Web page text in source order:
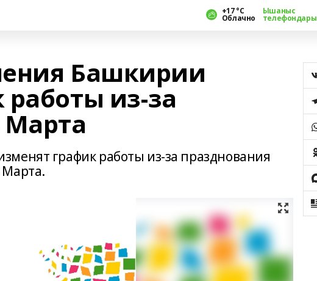
+17 °С
Облачно
Ышаныс
телефондары
Башкирии
из-за
Марта
график работы из-за празднования
Марта.